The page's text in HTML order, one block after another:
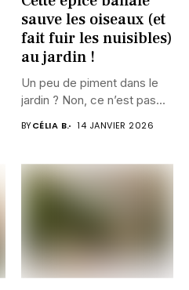
sauve les oiseaux (et
fait fuir les nuisibles)
au jardin !
Un peu de piment dans le
jardin ? Non, ce n’est pas...
BYCÉLIA B. 14 JANVIER 2026